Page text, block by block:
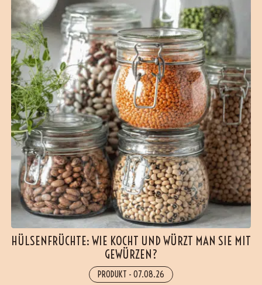
HÜLSENFRÜCHTE: WIE KOCHT UND WÜRZT MAN SIE MIT
GEWÜRZEN?
PRODUKT - 07.08.26